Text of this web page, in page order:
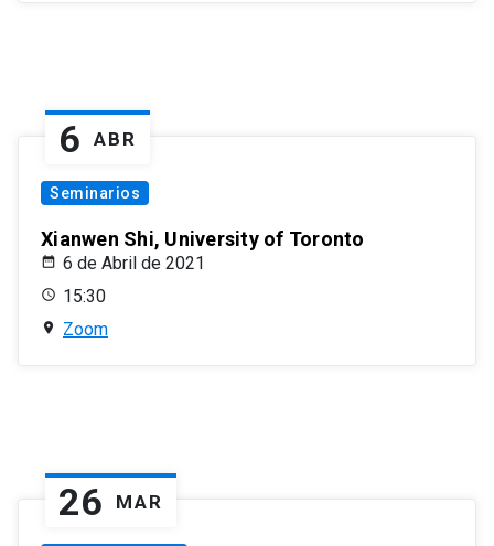
6 ABR
Seminarios
Xianwen Shi, University of Toronto
6 de Abril de 2021
15:30
Zoom
26 MAR